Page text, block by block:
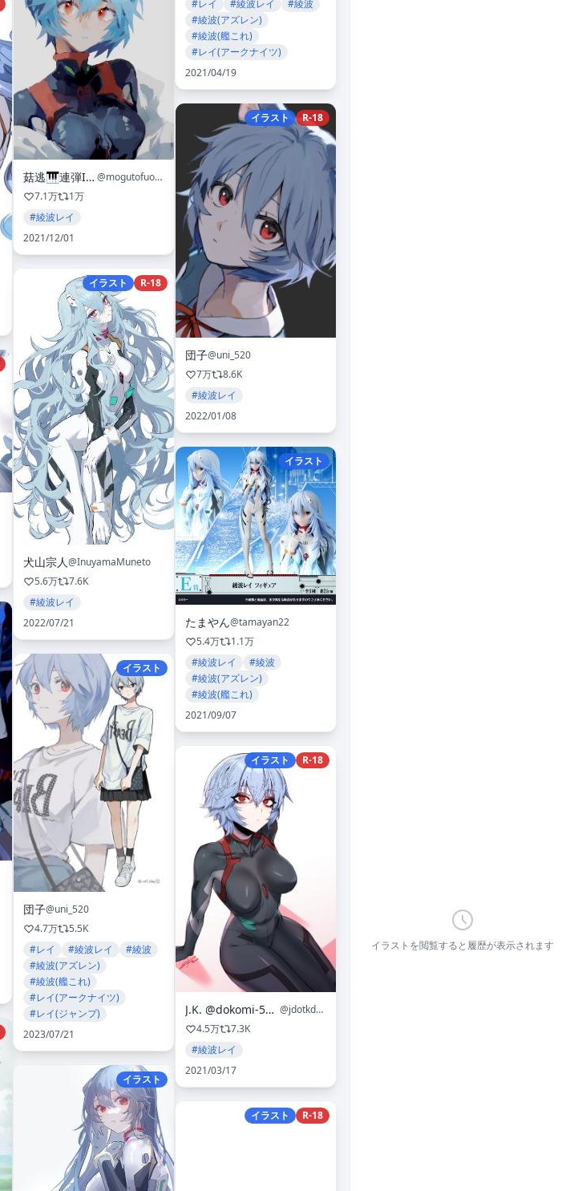
菇逃🎹連弾I29
@mogutofuoes
7.1万
1万
#綾波レイ
2021/12/01
イラスト R-18
犬山宗人@InuyamaMuneto
5.6万
7.6K
#綾波レイ
2022/07/21
イラスト
団子@uni_520
4.7万
5.5K
#レイ
#綾波レイ
#綾波
#綾波(アズレン)
#綾波(艦これ)
#レイ(アークナイツ)
#レイ(ジャンプ)
2023/07/21
イラスト
#レイ
#綾波レイ
#綾波
#綾波(アズレン)
#綾波(艦これ)
#レイ(アークナイツ)
2021/04/19
イラスト R-18
団子@uni_520
7万
8.6K
#綾波レイ
2022/01/08
イラスト
たまやん@tamayan22
5.4万
1.1万
#綾波レイ
#綾波
#綾波(アズレン)
#綾波(艦これ)
2021/09/07
イラスト R-18
J.K. @dokomi-5M29
@jdotkdot5
4.5万
7.3K
#綾波レイ
2021/03/17
イラスト R-18
イラストを閲覧すると履歴が表示されます